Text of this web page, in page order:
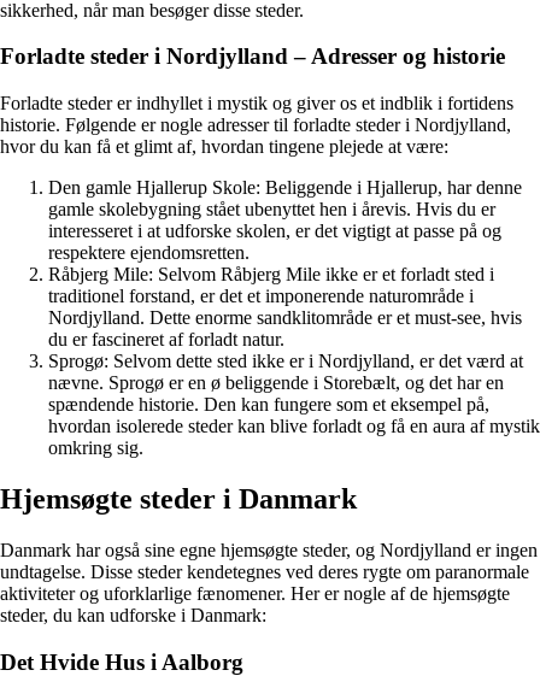
sikkerhed, når man besøger disse steder.
Forladte steder i Nordjylland – Adresser og historie
Forladte steder er indhyllet i mystik og giver os et indblik i fortidens
historie. Følgende er nogle adresser til forladte steder i Nordjylland,
hvor du kan få et glimt af, hvordan tingene plejede at være:
Den gamle Hjallerup Skole: Beliggende i Hjallerup, har denne
gamle skolebygning stået ubenyttet hen i årevis. Hvis du er
interesseret i at udforske skolen, er det vigtigt at passe på og
respektere ejendomsretten.
Råbjerg Mile: Selvom Råbjerg Mile ikke er et forladt sted i
traditionel forstand, er det et imponerende naturområde i
Nordjylland. Dette enorme sandklitområde er et must-see, hvis
du er fascineret af forladt natur.
Sprogø: Selvom dette sted ikke er i Nordjylland, er det værd at
nævne. Sprogø er en ø beliggende i Storebælt, og det har en
spændende historie. Den kan fungere som et eksempel på,
hvordan isolerede steder kan blive forladt og få en aura af mystik
omkring sig.
Hjemsøgte steder i Danmark
Danmark har også sine egne hjemsøgte steder, og Nordjylland er ingen
undtagelse. Disse steder kendetegnes ved deres rygte om paranormale
aktiviteter og uforklarlige fænomener. Her er nogle af de hjemsøgte
steder, du kan udforske i Danmark:
Det Hvide Hus i Aalborg